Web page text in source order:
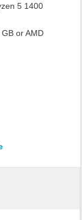
5 1400
or AMD